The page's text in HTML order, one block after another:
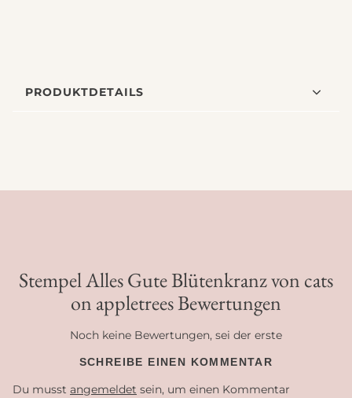
PRODUKTDETAILS
Stempel Alles Gute Blütenkranz von cats
on appletrees Bewertungen
Noch keine Bewertungen, sei der erste
SCHREIBE EINEN KOMMENTAR
Du musst angemeldet sein, um einen Kommentar